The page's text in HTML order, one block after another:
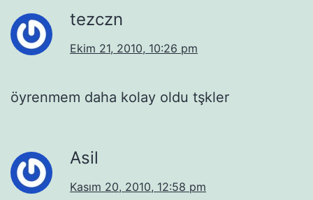
tezczn
Ekim 21, 2010, 10:26 pm
öyrenmem daha kolay oldu tşkler
Asil
Kasım 20, 2010, 12:58 pm